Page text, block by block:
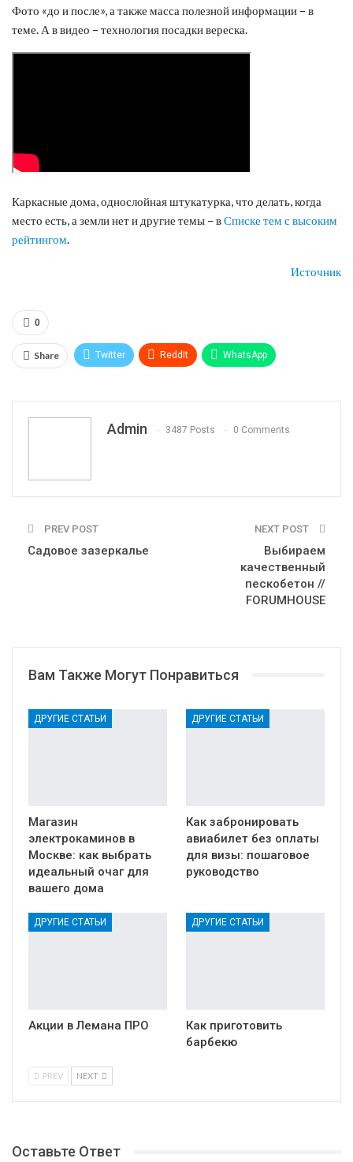
Фото «до и после», а также масса полезной информации – в
теме. А в видео – технология посадки вереска.
Каркасные дома, однослойная штукатурка, что делать, когда
место есть, а земли нет и другие темы – вСписке тем с высоким
рейтингом.
Источник
0
Share Twitter ReddIt WhatsApp
Admin 3487 Posts 0 Comments
PREV POST
Садовое зазеркалье
NEXT POST
Выбираем
качественный
пескобетон //
FORUMHOUSE
Вам Также Могут Понравиться
ДРУГИЕ СТАТЬИ
Магазин
электрокаминов в
Москве: как выбрать
идеальный очаг для
вашего дома
ДРУГИЕ СТАТЬИ
Как забронировать
авиабилет без оплаты
для визы: пошаговое
руководство
ДРУГИЕ СТАТЬИ
Акции в Лемана ПРО
ДРУГИЕ СТАТЬИ
Как приготовить
барбекю
PREV NEXT
Оставьте Ответ